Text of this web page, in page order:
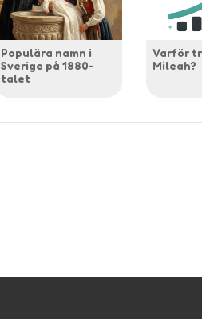
Populära namn i
Sverige på 1880-
talet
Varför
Mileah?